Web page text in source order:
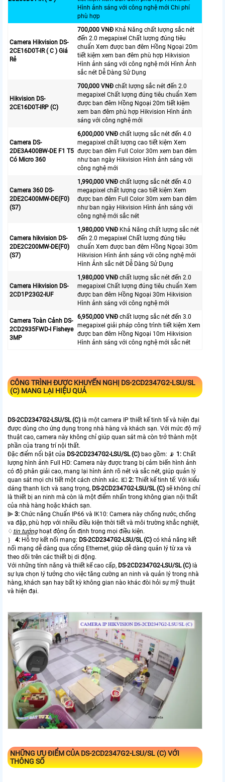
Hình ảnh sáng với công nghệ mới Chi phí
phù hợp
Camera Hikvision DS-
2CE16D0T-IR ( C ) Giá
Rẻ
700,000 VNĐ Khả Năng chất lượng sắc nét
đến 2.0 megapixel Chất lượng đúng tiêu
chuẩn Xem được ban đêm Hồng Ngoại 20m
tiết kiệm xem ban đêm phù hợp Hikvision
Hình ảnh sáng với công nghệ mới Hình Ảnh
sắc nét Dễ Dàng Sử Dụng
Hikvision DS-
2CE16D0T-IRP (C)
700,000 VNĐ chất lượng sắc nét đến 2.0
megapixel Chất lượng đúng tiêu chuẩn Xem
được ban đêm Hồng Ngoại 20m tiết kiệm
xem ban đêm phù hợp Hikvision Hình ảnh
sáng với công nghệ mới
Camera DS-
2DE3A400BW-DE F1 T5
Có Micro 360
6,000,000 VNĐ chất lượng sắc nét đến 4.0
megapixel chất lượng cao tiết kiệm Xem
được ban đêm Full Color 30m xem ban đêm
như ban ngày Hikvision Hình ảnh sáng với
công nghệ mới
Camera 360 DS-
2DE2C400MW-DE(F0)
(S7)
1,990,000 VNĐ chất lượng sắc nét đến 4.0
megapixel chất lượng cao tiết kiệm Xem
được ban đêm Full Color 30m xem ban đêm
như ban ngày Hikvision Hình ảnh sáng với
công nghệ mới sắc nét
Camera hikvision DS-
2DE2C200MW-DE(F0)
(S7)
1,980,000 VNĐ Khả Năng chất lượng sắc nét
đến 2.0 megapixel Chất lượng đúng tiêu
chuẩn Xem được ban đêm Hồng Ngoại 30m
Hikvision Hình ảnh sáng với công nghệ mới
Hình Ảnh sắc nét Dễ Dàng Sử Dụng
Camera Hikvision DS-
2CD1P23G2-IUF
1,980,000 VNĐ chất lượng sắc nét đến 2.0
megapixel Chất lượng đúng tiêu chuẩn Xem
được ban đêm Hồng Ngoại 30m Hikvision
Hình ảnh sáng với công nghệ mới
Camera Toàn Cảnh DS-
2CD2935FWD-I Fisheye
3MP
6,950,000 VNĐ chất lượng sắc nét đến 3.0
megapixel giải pháp công trình tiết kiệm Xem
được ban đêm Hồng Ngoại 10m Hikvision
Hình ảnh sáng với công nghệ mới sắc nét
CÔNG TRÌNH ĐƯỢC KHUYẾN NGHỊDS-2CD2347G2-LSU/SL
(C)MANG LẠI HIỆU QUẢ
DS-2CD2347G2-LSU/SL (C) là một camera IP thiết kế tinh tế và hiện đại
được dùng cho ứng dụng trong nhà hàng và khách sạn. Với mức độ mỹ
thuật cao, camera này không chỉ giúp quan sát mà còn trở thành một
phần của trang trí nội thất.
Đặc điểm nổi bật của DS-2CD2347G2-LSU/SL (C) bao gồm: 📡 1: Chất
lượng hình ảnh Full HD: Camera này được trang bị cảm biến hình ảnh
có độ phân giải cao, mang lại hình ảnh rõ nét và sắc nét, giúp quản lý
quan sát mọi chi tiết một cách chính xác. 💶 2: Thiết kế tinh tế: Với kiểu
dáng thanh lịch và sang trọng, DS-2CD2347G2-LSU/SL (C) sẽ không chỉ
là thiết bị an ninh mà còn là một điểm nhấn trong không gian nội thất
của nhà hàng hoặc khách sạn.
⫸ 3: Chức năng Chuẩn IP66 và IK10: Camera này chống nước, chống
va đập, phù hợp với nhiều điều kiện thời tiết và môi trường khắc nghiệt,
♢ tin tưởnghoạt động ổn định trong mọi điều kiện.
｝ 4: Hỗ trợ kết nối mạng: DS-2CD2347G2-LSU/SL (C) có khả năng kết
nối mạng dễ dàng qua cổng Ethernet, giúp dễ dàng quản lý từ xa và
theo dõi trên các thiết bị di động.
Với những tính năng và thiết kế cao cấp, DS-2CD2347G2-LSU/SL (C) là
sự lựa chọn lý tưởng cho việc tăng cường an ninh và quản lý trong nhà
hàng, khách sạn hay bất kỳ không gian nào khác đòi hỏi sự mỹ thuật
và hiện đại.
NHỮNG ƯU ĐIỂM CỦADS-2CD2347G2-LSU/SL (C)VỚI
THÔNG SỐ